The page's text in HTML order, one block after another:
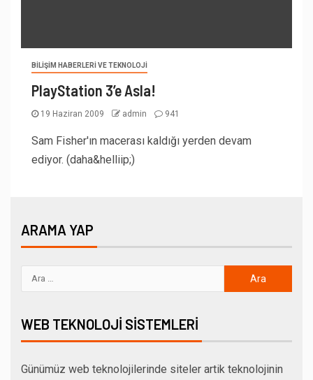
BILIŞIM HABERLERI VE TEKNOLOJI
PlayStation 3’e Asla!
19 Haziran 2009 admin 941
Sam Fisher'ın macerası kaldığı yerden devam
ediyor. (daha&helliip;)
ARAMA YAP
WEB TEKNOLOJI SISTEMLERI
Günümüz web teknolojilerinde siteler artik teknolojinin